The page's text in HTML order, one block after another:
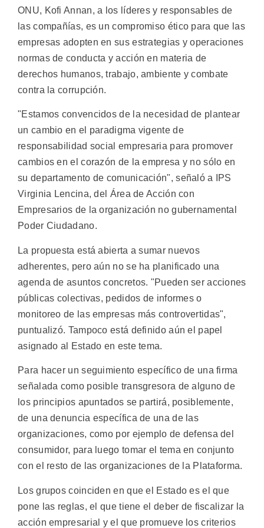
ONU, Kofi Annan, a los líderes y responsables de
las compañías, es un compromiso ético para que las
empresas adopten en sus estrategias y operaciones
normas de conducta y acción en materia de
derechos humanos, trabajo, ambiente y combate
contra la corrupción.
"Estamos convencidos de la necesidad de plantear
un cambio en el paradigma vigente de
responsabilidad social empresaria para promover
cambios en el corazón de la empresa y no sólo en
su departamento de comunicación", señaló a IPS
Virginia Lencina, del Área de Acción con
Empresarios de la organización no gubernamental
Poder Ciudadano.
La propuesta está abierta a sumar nuevos
adherentes, pero aún no se ha planificado una
agenda de asuntos concretos. "Pueden ser acciones
públicas colectivas, pedidos de informes o
monitoreo de las empresas más controvertidas",
puntualizó. Tampoco está definido aún el papel
asignado al Estado en este tema.
Para hacer un seguimiento específico de una firma
señalada como posible transgresora de alguno de
los principios apuntados se partirá, posiblemente,
de una denuncia específica de una de las
organizaciones, como por ejemplo de defensa del
consumidor, para luego tomar el tema en conjunto
con el resto de las organizaciones de la Plataforma.
Los grupos coinciden en que el Estado es el que
pone las reglas, el que tiene el deber de fiscalizar la
acción empresarial y el que promueve los criterios